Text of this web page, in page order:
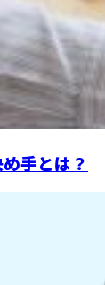
手とは？